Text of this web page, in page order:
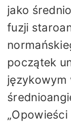
jako
fuzji
początek